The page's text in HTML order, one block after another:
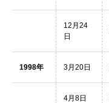
12月24
日
1998年 3月20日
4月8日